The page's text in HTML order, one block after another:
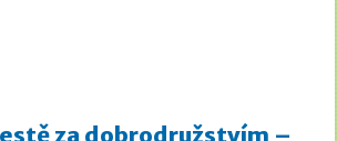
za dobrodružstvím –